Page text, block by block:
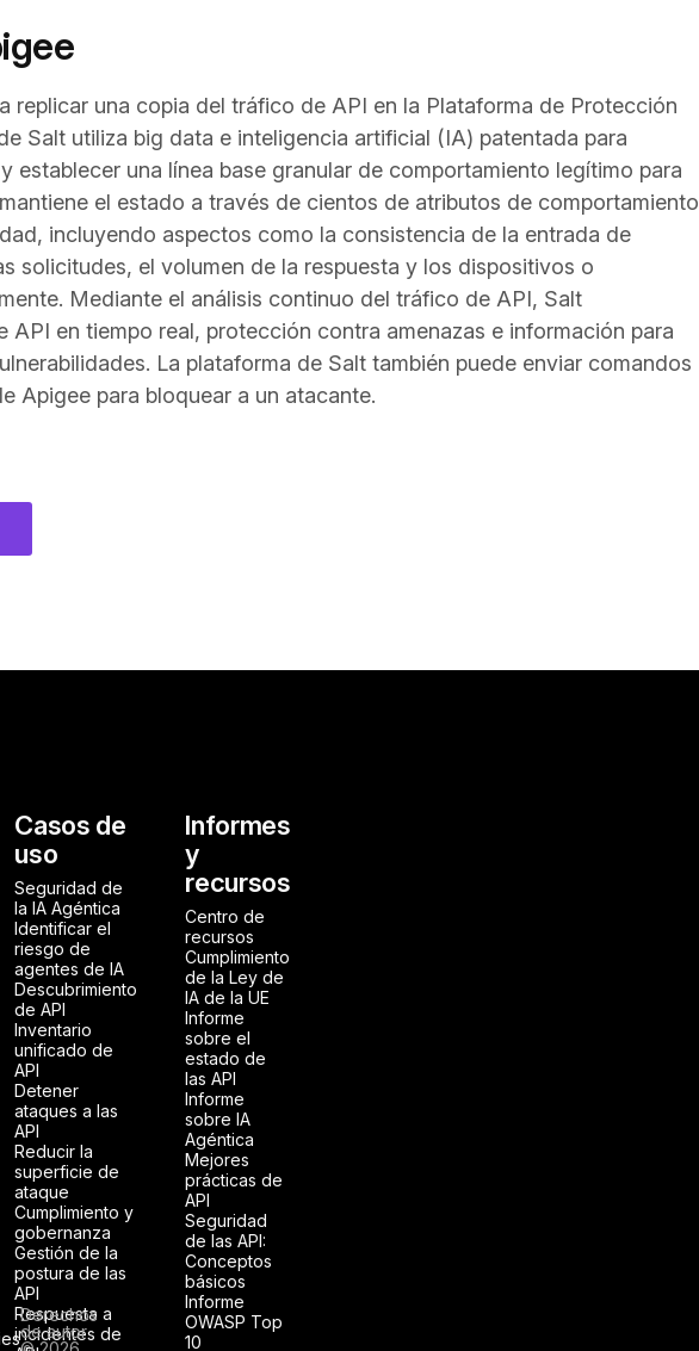
replicar una copia del tráfico de API en la Plataforma de Protección
Salt utiliza big data e inteligencia artificial (IA) patentada para
establecer una línea base granular de comportamiento legítimo para
el estado a través de cientos de atributos de comportamiento
incluyendo aspectos como la consistencia de la entrada de
solicitudes, el volumen de la respuesta y los dispositivos o
Mediante el análisis continuo del tráfico de API, Salt
API en tiempo real, protección contra amenazas e información para
La plataforma de Salt también puede enviar comandos
Apigee para bloquear a un atacante.
Casos de
uso
Seguridad de
la IA Agéntica
Identificar el
riesgo de
agentes de IA
Descubrimiento
de API
Inventario
unificado de
API
Detener
ataques a las
API
Reducir la
superficie de
ataque
Cumplimiento y
gobernanza
Gestión de la
postura de las
API
Respuesta a
incidentes de
Informes
y
recursos
Centro de
recursos
Cumplimiento
de la Ley de
IA de la UE
Informe
sobre el
estado de
las API
Informe
sobre IA
Agéntica
Mejores
prácticas de
API
Seguridad
de las API:
Conceptos
básicos
Informe
OWASP Top
10
Derechos
de autor